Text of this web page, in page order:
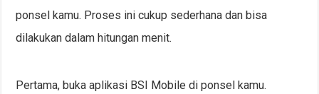
ponsel kamu. Proses ini cukup sederhana dan bisa
dilakukan dalam hitungan menit.
Pertama, buka aplikasi BSI Mobile di ponsel kamu.